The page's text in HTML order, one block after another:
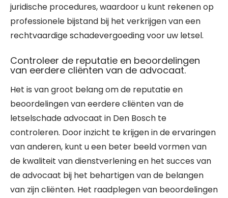
juridische procedures, waardoor u kunt rekenen op
professionele bijstand bij het verkrijgen van een
rechtvaardige schadevergoeding voor uw letsel.
Controleer de reputatie en beoordelingen
van eerdere cliënten van de advocaat.
Het is van groot belang om de reputatie en
beoordelingen van eerdere cliënten van de
letselschade advocaat in Den Bosch te
controleren. Door inzicht te krijgen in de ervaringen
van anderen, kunt u een beter beeld vormen van
de kwaliteit van dienstverlening en het succes van
de advocaat bij het behartigen van de belangen
van zijn cliënten. Het raadplegen van beoordelingen